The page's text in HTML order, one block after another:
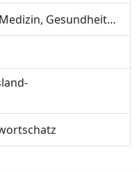
Gesundheit…